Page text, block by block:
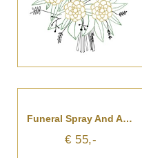
Funeral Spray And Arrangement
€ 55,-